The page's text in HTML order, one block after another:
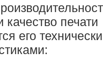
качество печати
его